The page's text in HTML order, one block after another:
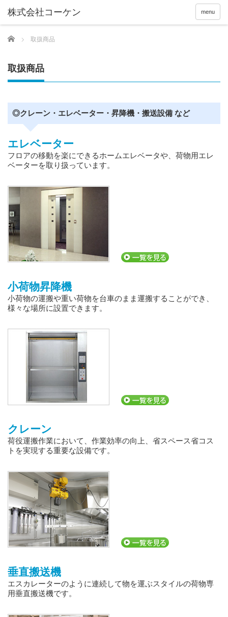
menu
Home 取扱商品
取扱商品
◎クレーン・エレベーター・昇降機・搬送設備 など
エレベーター
フロアの移動を楽にできるホームエレベータや、荷物用エレ
ベーターを取り扱っています。
小荷物昇降機
小荷物の運搬や重い荷物を台車のまま運搬することができ、
様々な場所に設置できます。
クレーン
荷役運搬作業において、作業効率の向上、省スペース省コス
トを実現する重要な設備です。
垂直搬送機
エスカレーターのように連続して物を運ぶスタイルの荷物専
用垂直搬送機です。